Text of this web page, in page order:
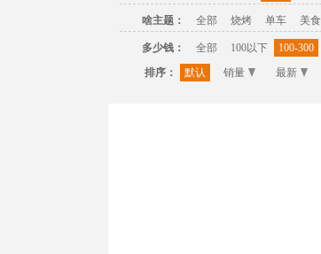
啥主题： 全部 烧烤 单车 美食
多少钱： 全部 100以下 100-300
排序：
默认 销量 最新